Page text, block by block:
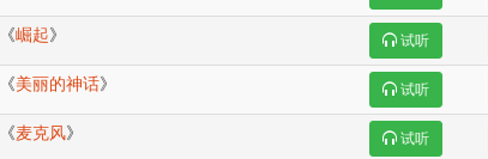
《崛起》 试听
《美丽的神话》 试听
《麦克风》 试听